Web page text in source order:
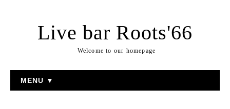
Live bar Roots'66
Welcome to our homepage
MENU ▼